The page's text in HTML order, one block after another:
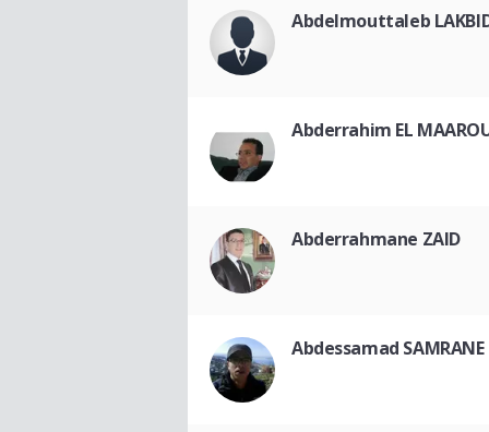
Abdelmouttaleb
Abderrahim EL
Abderrahmane ZAID
Abdessamad SAMRANE